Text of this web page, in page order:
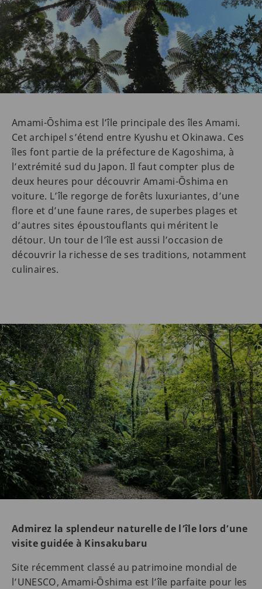
Amami-Ōshima est l’île principale des îles Amami.
Cet archipel s’étend entre Kyushu et Okinawa. Ces
îles font partie de la préfecture de Kagoshima, à
l’extrémité sud du Japon. Il faut compter plus de
deux heures pour découvrir Amami-Ōshima en
voiture. L’île regorge de forêts luxuriantes, d’une
flore et d’une faune rares, de superbes plages et
d’autres sites époustouflants qui méritent le
détour. Un tour de l’île est aussi l’occasion de
découvrir la richesse de ses traditions, notamment
culinaires.
Admirez la splendeur naturelle de l’île lors d’une
visite guidée à Kinsakubaru
Site récemment classé au patrimoine mondial de
l’UNESCO, Amami-Ōshima est l’île parfaite pour les